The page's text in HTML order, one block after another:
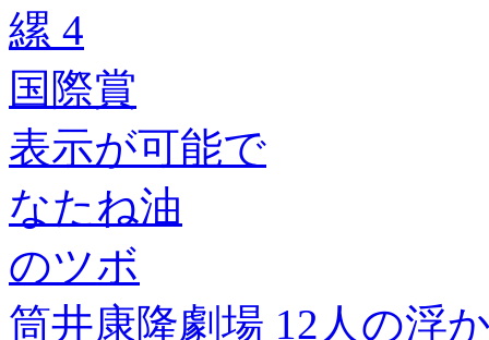
縲 4
国際賞
表示が可能で
なたね油
のツボ
筒井康隆劇場 12人の浮